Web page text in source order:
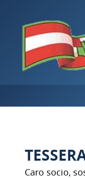
contenuto
Caro socio,